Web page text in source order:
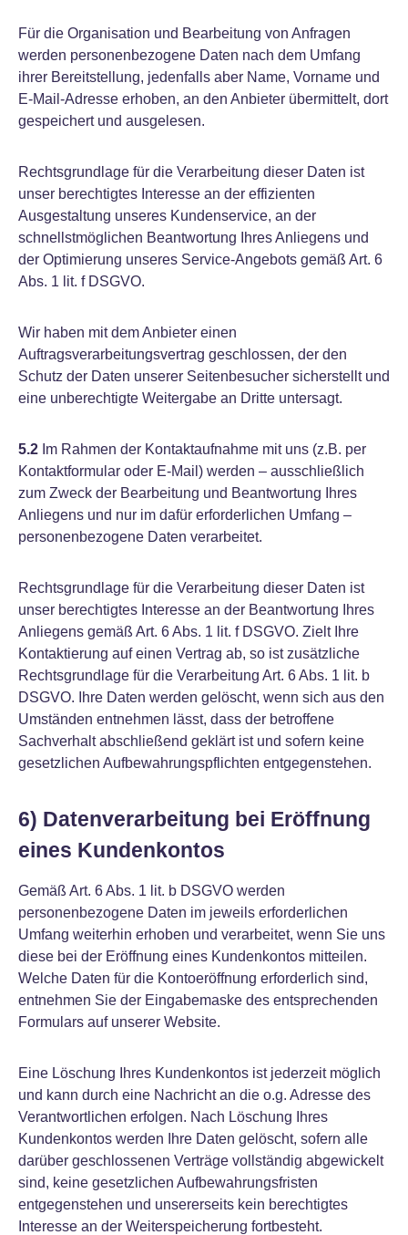
Für die Organisation und Bearbeitung von Anfragen
werden personenbezogene Daten nach dem Umfang
ihrer Bereitstellung, jedenfalls aber Name, Vorname und
E-Mail-Adresse erhoben, an den Anbieter übermittelt, dort
gespeichert und ausgelesen.
Rechtsgrundlage für die Verarbeitung dieser Daten ist
unser berechtigtes Interesse an der effizienten
Ausgestaltung unseres Kundenservice, an der
schnellstmöglichen Beantwortung Ihres Anliegens und
der Optimierung unseres Service-Angebots gemäß Art. 6
Abs. 1 lit. f DSGVO.
Wir haben mit dem Anbieter einen
Auftragsverarbeitungsvertrag geschlossen, der den
Schutz der Daten unserer Seitenbesucher sicherstellt und
eine unberechtigte Weitergabe an Dritte untersagt.
5.2 Im Rahmen der Kontaktaufnahme mit uns (z.B. per
Kontaktformular oder E-Mail) werden – ausschließlich
zum Zweck der Bearbeitung und Beantwortung Ihres
Anliegens und nur im dafür erforderlichen Umfang –
personenbezogene Daten verarbeitet.
Rechtsgrundlage für die Verarbeitung dieser Daten ist
unser berechtigtes Interesse an der Beantwortung Ihres
Anliegens gemäß Art. 6 Abs. 1 lit. f DSGVO. Zielt Ihre
Kontaktierung auf einen Vertrag ab, so ist zusätzliche
Rechtsgrundlage für die Verarbeitung Art. 6 Abs. 1 lit. b
DSGVO. Ihre Daten werden gelöscht, wenn sich aus den
Umständen entnehmen lässt, dass der betroffene
Sachverhalt abschließend geklärt ist und sofern keine
gesetzlichen Aufbewahrungspflichten entgegenstehen.
6) Datenverarbeitung bei Eröffnung
eines Kundenkontos
Gemäß Art. 6 Abs. 1 lit. b DSGVO werden
personenbezogene Daten im jeweils erforderlichen
Umfang weiterhin erhoben und verarbeitet, wenn Sie uns
diese bei der Eröffnung eines Kundenkontos mitteilen.
Welche Daten für die Kontoeröffnung erforderlich sind,
entnehmen Sie der Eingabemaske des entsprechenden
Formulars auf unserer Website.
Eine Löschung Ihres Kundenkontos ist jederzeit möglich
und kann durch eine Nachricht an die o.g. Adresse des
Verantwortlichen erfolgen. Nach Löschung Ihres
Kundenkontos werden Ihre Daten gelöscht, sofern alle
darüber geschlossenen Verträge vollständig abgewickelt
sind, keine gesetzlichen Aufbewahrungsfristen
entgegenstehen und unsererseits kein berechtigtes
Interesse an der Weiterspeicherung fortbesteht.